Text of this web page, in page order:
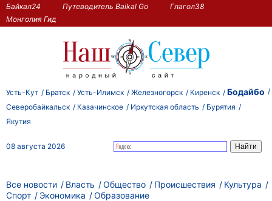
Байкал24 Путеводитель Baikal Go
Глагол38
Монголия Гид
Усть-Кут Братск Усть-Илимск Железногорск Киренск Бодайбо
Северобайкальск Казачинское Иркутская область
Бурятия
Якутия
08 августа 2026
Все новости Власть Общество Происшествия
Культура
Спорт
Экономика Образование